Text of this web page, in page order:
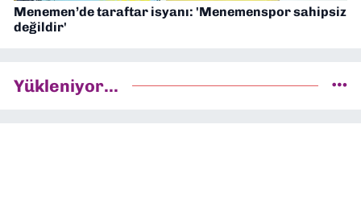
Menemen’de taraftar isyanı: 'Menemenspor sahipsiz
değildir'
Yükleniyor...